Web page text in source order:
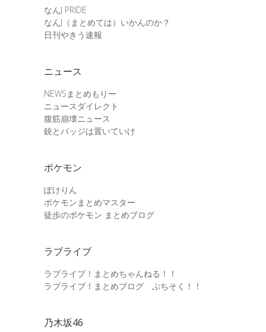
なんJ PRIDE
なんJ（まとめては）いかんのか？
日刊やきう速報
ニュース
NEWSまとめもりー
ニュースダイレクト
腹筋崩壊ニュース
銃とバッジは置いていけ
ポケモン
ぽけりん
ポケモンまとめマスター
徒歩のポケモン まとめブログ
ラブライブ
ラブライブ！まとめちゃんねる！！
ラブライブ！まとめブログ ぷちそく！！
乃木坂46